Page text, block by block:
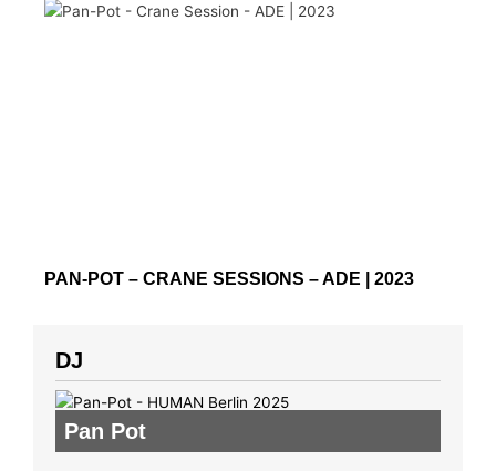
PAN-POT – CRANE SESSIONS – ADE | 2023
DJ
Pan Pot